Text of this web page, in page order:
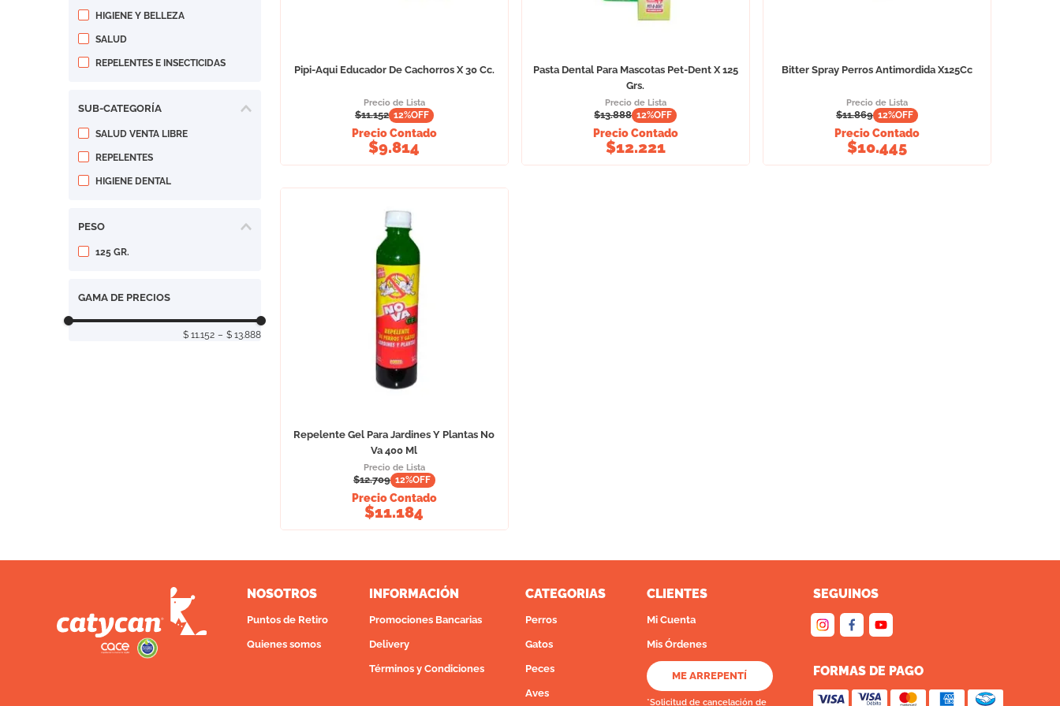
HIGIENE Y BELLEZA
SALUD
REPELENTES E INSECTICIDAS
SUB-CATEGORÍA
SALUD VENTA LIBRE
REPELENTES
HIGIENE DENTAL
PESO
125 GR.
GAMA DE PRECIOS
$ 11.152 – $ 13.888
Pipi-Aqui Educador De Cachorros X 30 Cc.
Precio de Lista
$11.152 12%OFF
Precio Contado
$9.814
Pasta Dental Para Mascotas Pet-Dent X 125
Grs.
Precio de Lista
$13.888 12%OFF
Precio Contado
$12.221
Bitter Spray Perros Antimordida X125Cc
Precio de Lista
$11.869 12%OFF
Precio Contado
$10.445
Repelente Gel Para Jardines Y Plantas No
Va 400 Ml
Precio de Lista
$12.709 12%OFF
Precio Contado
$11.184
NOSOTROS
Puntos de Retiro
Quienes somos
INFORMACIÓN
Promociones Bancarias
Delivery
Términos y Condiciones
CATEGORIAS
Perros
Gatos
Peces
Aves
CLIENTES
Mi Cuenta
Mis Órdenes
ME ARREPENTÍ
*Solicitud de cancelación de
SEGUINOS
FORMAS DE PAGO